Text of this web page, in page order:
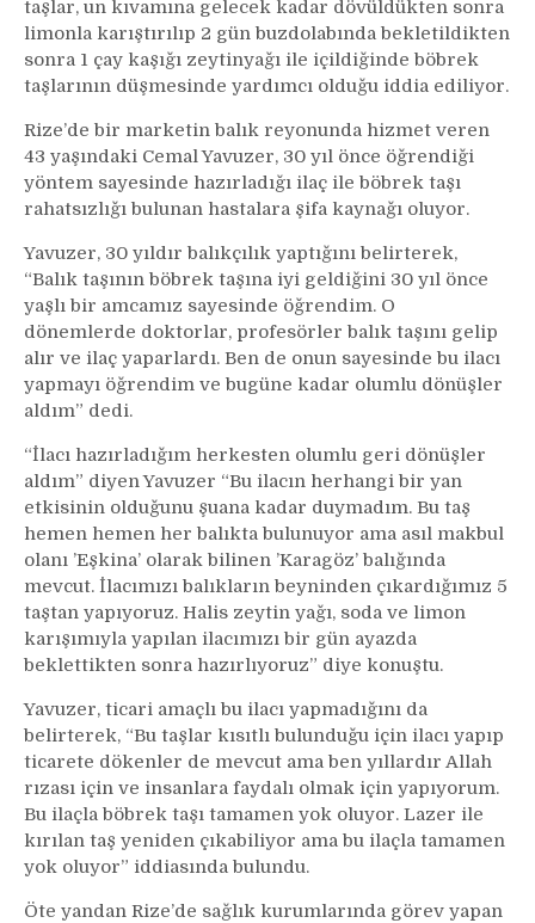
iyi
geldiğine
inanılıyor
taşlar, un kıvamına gelecek kadar dövüldükten sonra
limonla karıştırılıp 2 gün buzdolabında bekletildikten
sonra 1 çay kaşığı zeytinyağı ile içildiğinde böbrek
taşlarının düşmesinde yardımcı olduğu iddia ediliyor.
Rize’de bir marketin balık reyonunda hizmet veren
43 yaşındaki Cemal Yavuzer, 30 yıl önce öğrendiği
yöntem sayesinde hazırladığı ilaç ile böbrek taşı
rahatsızlığı bulunan hastalara şifa kaynağı oluyor.
Yavuzer, 30 yıldır balıkçılık yaptığını belirterek,
“Balık taşının böbrek taşına iyi geldiğini 30 yıl önce
yaşlı bir amcamız sayesinde öğrendim. O
dönemlerde doktorlar, profesörler balık taşını gelip
alır ve ilaç yaparlardı. Ben de onun sayesinde bu ilacı
yapmayı öğrendim ve bugüne kadar olumlu dönüşler
aldım” dedi.
“İlacı hazırladığım herkesten olumlu geri dönüşler
aldım” diyen Yavuzer “Bu ilacın herhangi bir yan
etkisinin olduğunu şuana kadar duymadım. Bu taş
hemen hemen her balıkta bulunuyor ama asıl makbul
olanı ’Eşkina’ olarak bilinen ’Karagöz’ balığında
mevcut. İlacımızı balıkların beyninden çıkardığımız 5
taştan yapıyoruz. Halis zeytin yağı, soda ve limon
karışımıyla yapılan ilacımızı bir gün ayazda
beklettikten sonra hazırlıyoruz” diye konuştu.
Yavuzer, ticari amaçlı bu ilacı yapmadığını da
belirterek, “Bu taşlar kısıtlı bulunduğu için ilacı yapıp
ticarete dökenler de mevcut ama ben yıllardır Allah
rızası için ve insanlara faydalı olmak için yapıyorum.
Bu ilaçla böbrek taşı tamamen yok oluyor. Lazer ile
kırılan taş yeniden çıkabiliyor ama bu ilaçla tamamen
yok oluyor” iddiasında bulundu.
Öte yandan Rize’de sağlık kurumlarında görev yapan